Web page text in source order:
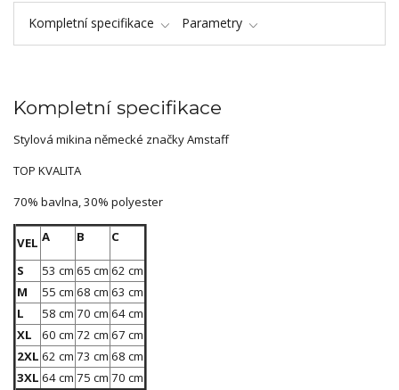
Kompletní specifikace Parametry
Kompletní specifikace
Stylová mikina německé značky Amstaff
TOP KVALITA
70% bavlna, 30% polyester
VEL A B C
S 53 cm 65 cm 62 cm
M
55 cm 68 cm 63 cm
L
58 cm 70 cm 64 cm
XL
60 cm 72 cm 67 cm
2XL 62 cm 73 cm 68 cm
3XL 64 cm 75 cm 70 cm